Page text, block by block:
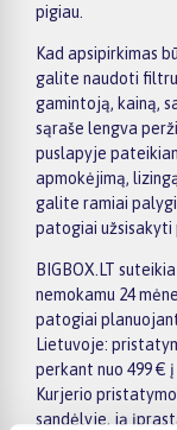
pigiau.
Kad apsipirkimas
galite naudoti
gamintoją, kainą,
sąraše lengva
puslapyje
apmokėjimą,
galite ramiai
patogiai užsisakyti
BIGBOX.LT
nemokamu 24
patogiai
Lietuvoje:
perkant nuo 499 €
Kurjerio
sandėlyje, ją